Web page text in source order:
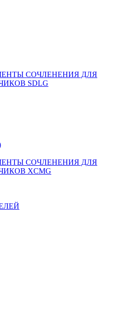
СОЧЛЕНЕНИЯ ДЛЯ
SDLG
СОЧЛЕНЕНИЯ ДЛЯ
XCMG